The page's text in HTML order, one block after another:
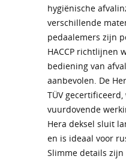
hygiënische
verschillende
pedaalemers zijn
HACCP richtlijnen
bediening van
aanbevolen. De
TÜV
vuurdovende
Hera deksel sluit
en is ideaal voor
Slimme details